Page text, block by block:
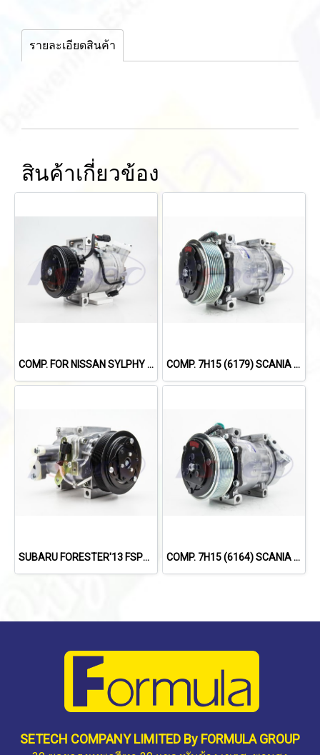
รายละเอียดสินค้า
สินค้าเกี่ยวข้อง
COMP. FOR NISSAN SYLPHY 1.8L /X-TRIAL'14 /TEANA L33'13-'19 (2.0L) COMP. 7H15 (6179) SCANIA 114,124,144 '09 (8PK)
SUBARU FORESTER'13 FSPEC COMP. 7H15 (6164) SCANIA TRUCK (8PK)
SETECH COMPANY LIMITED By FORMULA GROUP